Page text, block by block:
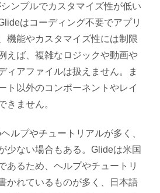
ンプルでカスタマイズ性が低い
はコーディング不要でアプリ
機能やカスタマイズ性には制限
えば、複雑なロジックや動画や
ィアファイルは扱えません。ま
ト以外のコンポーネントやレイ
きません。
ルプやチュートリアルが多く、
少ない場合もある。Glideは米国
あるため、ヘルプやチュートリ
かれているものが多く、日本語